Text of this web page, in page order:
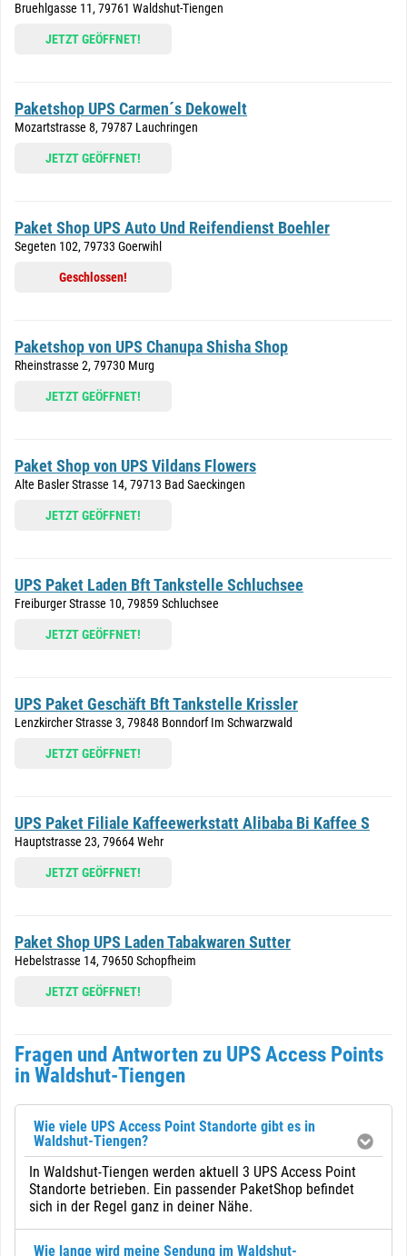
Bruehlgasse 11, 79761 Waldshut-Tiengen
JETZT GEÖFFNET!
Paketshop UPS Carmen´s Dekowelt
Mozartstrasse 8, 79787 Lauchringen
JETZT GEÖFFNET!
Paket Shop UPS Auto Und Reifendienst Boehler
Segeten 102, 79733 Goerwihl
Geschlossen!
Paketshop von UPS Chanupa Shisha Shop
Rheinstrasse 2, 79730 Murg
JETZT GEÖFFNET!
Paket Shop von UPS Vildans Flowers
Alte Basler Strasse 14, 79713 Bad Saeckingen
JETZT GEÖFFNET!
UPS Paket Laden Bft Tankstelle Schluchsee
Freiburger Strasse 10, 79859 Schluchsee
JETZT GEÖFFNET!
UPS Paket Geschäft Bft Tankstelle Krissler
Lenzkircher Strasse 3, 79848 Bonndorf Im Schwarzwald
JETZT GEÖFFNET!
UPS Paket Filiale Kaffeewerkstatt Alibaba Bi Kaffee S
Hauptstrasse 23, 79664 Wehr
JETZT GEÖFFNET!
Paket Shop UPS Laden Tabakwaren Sutter
Hebelstrasse 14, 79650 Schopfheim
JETZT GEÖFFNET!
Fragen und Antworten zu UPS Access Points
in Waldshut-Tiengen
Wie viele UPS Access Point Standorte gibt es in
Waldshut-Tiengen?
In Waldshut-Tiengen werden aktuell 3 UPS Access Point
Standorte betrieben. Ein passender PaketShop befindet
sich in der Regel ganz in deiner Nähe.
Wie lange wird meine Sendung im Waldshut-